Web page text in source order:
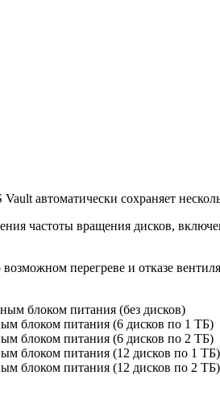
автоматически сохраняет
частоты вращения дисков,
перегреве и отказе
блоком питания (без дисков)
блоком питания (6 дисков по 1 TБ)
блоком питания (6 дисков по 2 TБ)
блоком питания (12 дисков по 1 TБ)
блоком питания (12 дисков по 2 TБ)